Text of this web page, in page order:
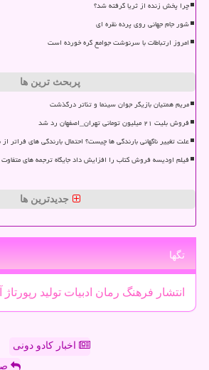
چرا پخش زنده از ثریا گرفته شد؟
شور جام جهانی روی پرده نقره ای
امروز ارتباطات با سرنوشت جوامع گره خورده است
پربحث ترین ها
مریم همتیان بازیگر جوان سینما و تئاتر درگذشت
فروش بلیت ۲۱ میلیون تومانی تهران_اصفهان رد شد
علت تغییر ناگهانی بارندگی ها چیست؟ احتمال بارندگی های فراتر از
فیلم اودیسه فروش کتاب را افزایش داد جایگاه ترجمه های متفاوت
جدیدترین ها
تگها
انتشار فرهنگ رمان ادبیات تولید رپورتاژ
اخبار کادو دونی